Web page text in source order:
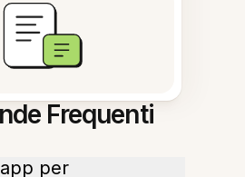
Frequenti
per